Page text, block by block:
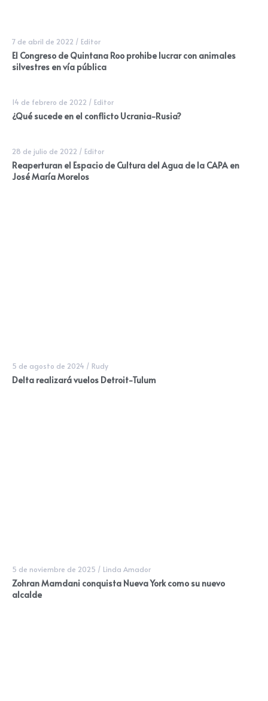
7 de abril de 2022 / Editor
El Congreso de Quintana Roo prohibe lucrar con animales
silvestres en vía pública
14 de febrero de 2022 / Editor
¿Qué sucede en el conflicto Ucrania-Rusia?
28 de julio de 2022 / Editor
Reaperturan el Espacio de Cultura del Agua de la CAPA en
José María Morelos
5 de agosto de 2024 / Rudy
Delta realizará vuelos Detroit-Tulum
5 de noviembre de 2025 / Linda Amador
Zohran Mamdani conquista Nueva York como su nuevo
alcalde